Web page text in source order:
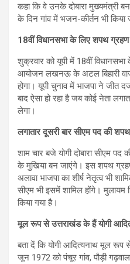
कहा कि वे उनके दोबारा मुख्यमंत्री
के दिन गांव में भजन-कीर्तन भी किया
18वीं विधानसभा के लिए शपथ
शुक्रवार को यूपी में 18वीं
आयोजन लखनऊ के अटल बिहारी
होगा। यूपी चुनाव में भाजपा ने जीत
बाद ऐसा हो रहा है जब कोई नेता
लेगा।
लगातार दूसरी बार सीएम पद की शपथ
शाम चार बजे योगी दोबारा सीएम
के मुखिया बन जाएंगे। इस शपथ
अलावा भाजपा का शीर्ष नेतृत्व भी
सीएम भी इसमें शामिल होंगे। मुलायम
किया गया है।
मूल रूप से उत्तराखंड के हैं योगी
बता दें कि योगी आदित्‍यनाथ मूल
जून 1972 को पंचूर गांव, पौड़ी